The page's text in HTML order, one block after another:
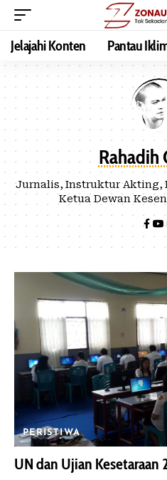
Jelajahi Konten Pantau
Rahadih
Jurnalis, Instruktur Akting,
Ketua Dewan
PERISTIWA
UN dan Ujian Kesetaraan